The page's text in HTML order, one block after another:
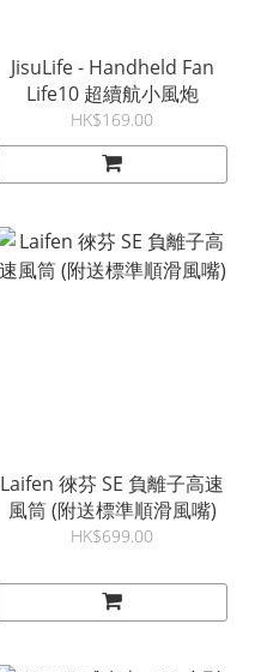
JisuLife - Handheld Fan
Life10 超續航小風炮
HK$169.00
Laifen 徠芬 SE 負離子高速
風筒 (附送標準順滑風嘴)
HK$699.00